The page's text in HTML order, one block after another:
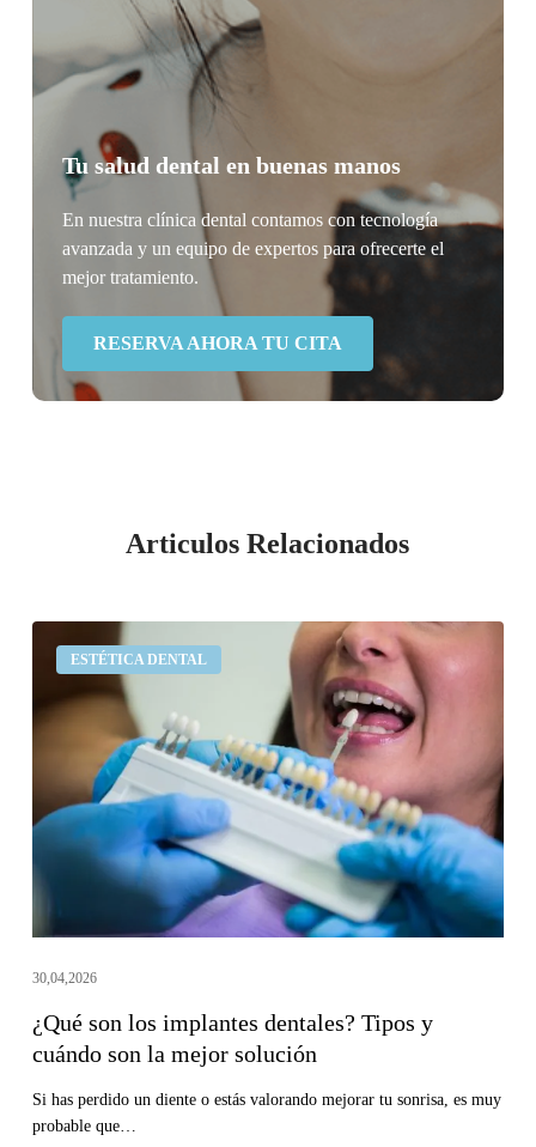
Tu salud dental en buenas manos
En nuestra clínica dental contamos con tecnología
avanzada y un equipo de expertos para ofrecerte el
mejor tratamiento.
RESERVA AHORA TU CITA
Articulos Relacionados
ESTÉTICA DENTAL
son
los
dentales?
Tipos
y
la
mejor
30,04,2026
¿Qué son los implantes dentales? Tipos y
cuándo son la mejor solución
Si has perdido un diente o estás valorando mejorar tu sonrisa, es muy
probable que…